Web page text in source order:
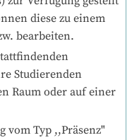
diese zu einem
bearbeiten.
Studierenden
Raum oder auf einer
vom Typ ,,Präsenz"